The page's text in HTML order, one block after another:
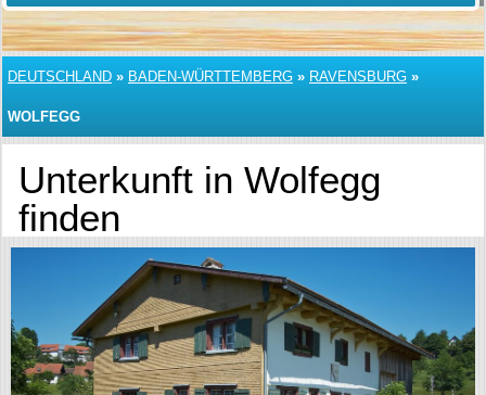
DEUTSCHLAND » BADEN-WÜRTTEMBERG » RAVENSBURG »
WOLFEGG
Unterkunft in Wolfegg
finden